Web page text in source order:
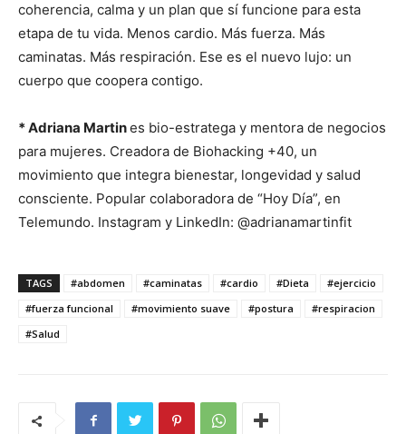
coherencia, calma y un plan que sí funcione para esta
etapa de tu vida. Menos cardio. Más fuerza. Más
caminatas. Más respiración. Ese es el nuevo lujo: un
cuerpo que coopera contigo.
* Adriana Martines bio-estratega y mentora de negocios
para mujeres. Creadora de Biohacking +40, un
movimiento que integra bienestar, longevidad y salud
consciente. Popular colaboradora de “Hoy Día”, en
Telemundo. Instagram y LinkedIn: @adrianamartinfit
TAGS #abdomen #caminatas #cardio #Dieta
#ejercicio
#fuerza funcional
#movimiento suave #postura
#respiracion
#Salud